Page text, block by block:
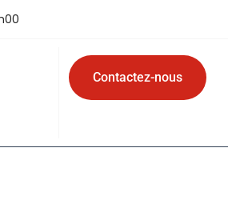
Contactez-nous